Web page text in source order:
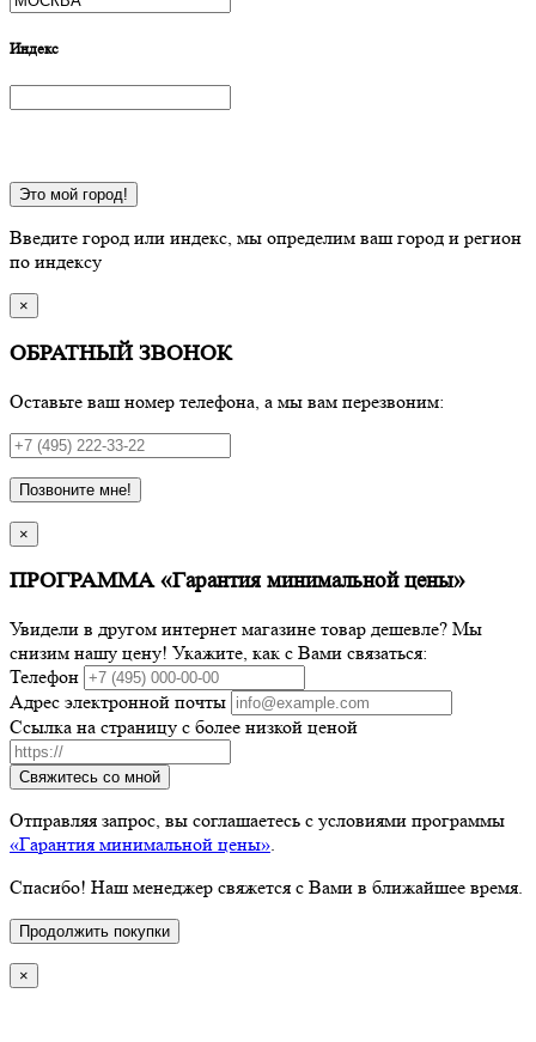
Индекс
Это мой город!
Введите город или индекс, мы определим ваш город и регион
по индексу
×
ОБРАТНЫЙ ЗВОНОК
Оставьте ваш номер телефона, а мы вам перезвоним:
Позвоните мне!
×
ПРОГРАММА «Гарантия минимальной цены»
Увидели в другом интернет магазине товар дешевле? Мы
снизим нашу цену! Укажите, как с Вами связаться:
Телефон
Адрес электронной почты
Ссылка на страницу с более низкой ценой
Свяжитесь со мной
Отправляя запрос, вы соглашаетесь с условиями программы
«Гарантия минимальной цены».
Спасибо! Наш менеджер свяжется с Вами в ближайшее время.
Продолжить покупки
×